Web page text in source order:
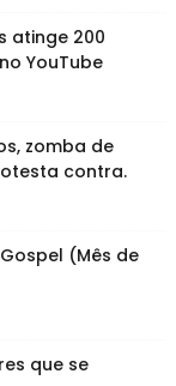
atinge 200
YouTube
zomba de
contra.
Gospel (Mês de
que se